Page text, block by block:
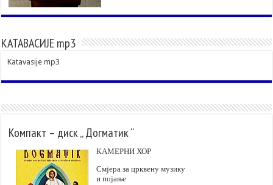
КАТАВАСИЈЕ mp3
Katavasije mp3
Компакт – диск „ Догматик “
КАМЕРНИ ХОР
Смјера за црквену музику
и појање